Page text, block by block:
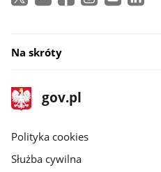
Na skróty
stopka
gov.pl
Strona
gov.pl
gov.pl
Polityka cookies
Służba cywilna